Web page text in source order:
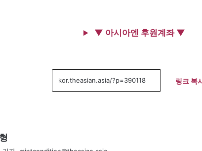
▼ 아시아엔 후원계좌 ▼
링크 복